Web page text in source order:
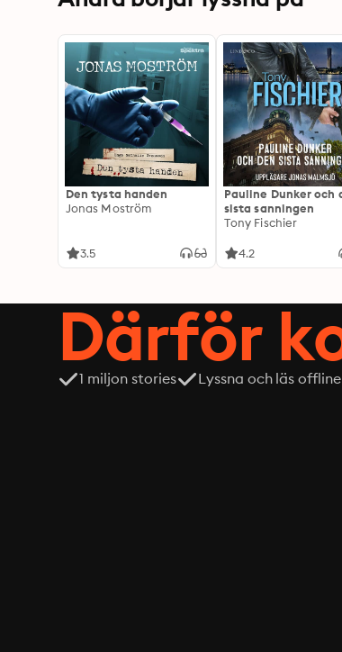
Den tysta handen
Jonas Moström
3.5
Pauline Dunker och
sista sanningen
Tony Fischier
4.2
Därför
1 miljon stories Lyssna och läs offline